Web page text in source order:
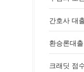
간호사 대
환승론대
크래딧 점